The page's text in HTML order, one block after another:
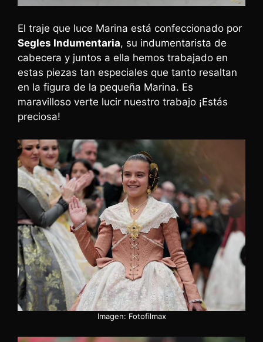
El traje que luce Marina está confeccionado por
Segles Indumentaria, su indumentarista de
cabecera y juntos a ella hemos trabajado en
estas piezas tan especiales que tanto resaltan
en la figura de la pequeña Marina. Es
maravilloso verte lucir nuestro trabajo ¡Estás
preciosa!
Imagen: Fotofilmax